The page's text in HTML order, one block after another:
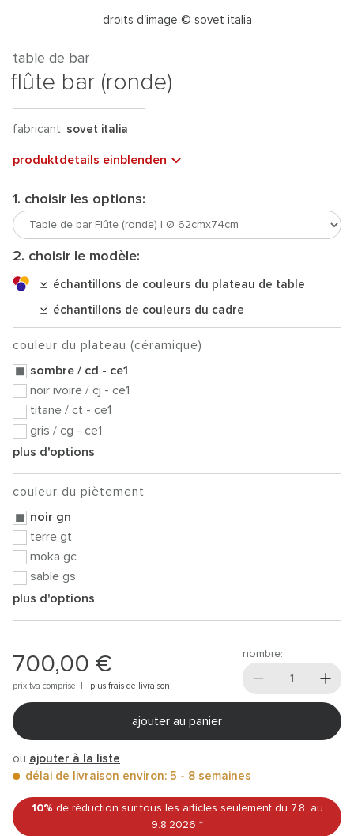
droits d'image © sovet italia
table de bar
flûte bar (ronde)
fabricant: sovet italia
produktdetails einblenden
1. choisir les options:
2. choisir le modèle:
échantillons de couleurs du plateau de table
échantillons de couleurs du cadre
couleur du plateau (céramique)
sombre / cd - ce1
noir ivoire / cj - ce1
titane / ct - ce1
gris / cg - ce1
plus d'options
couleur du piètement
noir gn
terre gt
moka gc
sable gs
plus d'options
700,00 €
prix tva comprise | plus frais de livraison
nombre:
ajouter au panier
ou ajouter à la liste
délai de livraison environ: 5 - 8 semaines
10% de réduction sur tous les articles seulement du 7.8.
au
9.8.2026 *